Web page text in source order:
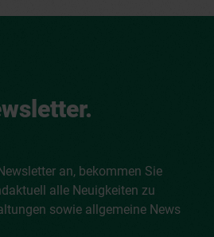
an, bekommen Sie
alle Neuigkeiten zu
sowie allgemeine News